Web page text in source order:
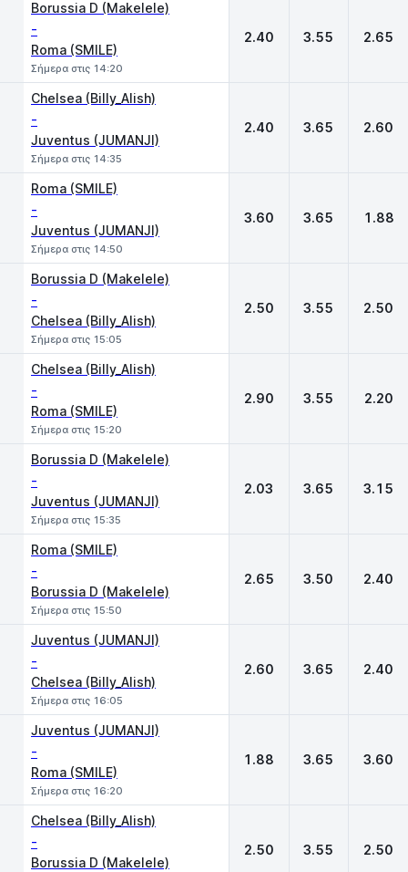
Borussia D (Makelele)
-
Roma (SMILE)
Σήμερα στις 14:20
2.40 3.55 2.65
Chelsea (Billy_Alish)
-
Juventus (JUMANJI)
Σήμερα στις 14:35
2.40 3.65 2.60
Roma (SMILE)
-
Juventus (JUMANJI)
Σήμερα στις 14:50
3.60 3.65 1.88
Borussia D (Makelele)
-
Chelsea (Billy_Alish)
Σήμερα στις 15:05
2.50 3.55 2.50
Chelsea (Billy_Alish)
-
Roma (SMILE)
Σήμερα στις 15:20
2.90 3.55 2.20
Borussia D (Makelele)
-
Juventus (JUMANJI)
Σήμερα στις 15:35
2.03 3.65 3.15
Roma (SMILE)
-
Borussia D (Makelele)
Σήμερα στις 15:50
2.65 3.50 2.40
Juventus (JUMANJI)
-
Chelsea (Billy_Alish)
Σήμερα στις 16:05
2.60 3.65 2.40
Juventus (JUMANJI)
-
Roma (SMILE)
Σήμερα στις 16:20
1.88 3.65 3.60
Chelsea (Billy_Alish)
-
Borussia D (Makelele)
2.50 3.55 2.50